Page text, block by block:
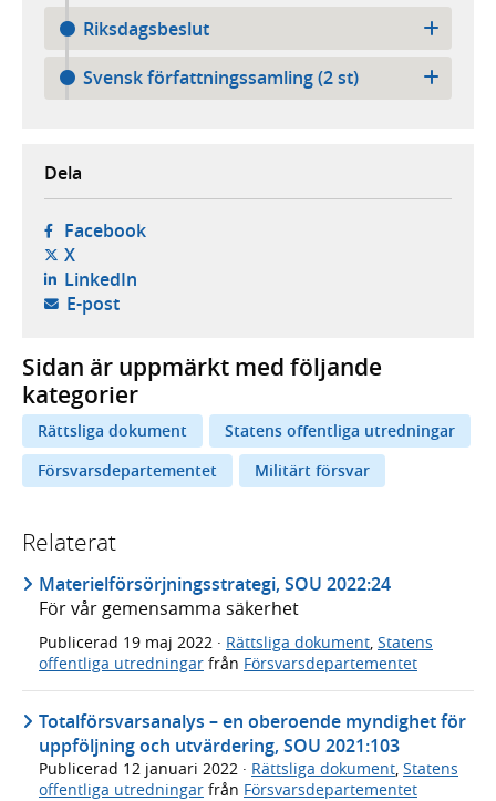
Riksdagsbeslut
Svensk författningssamling (2 st)
Dela
Facebook- öppnas i ny flik, extern webbplats,
X- öppnas i ny flik, extern webbplats,
LinkedIn- öppnas i ny flik, extern webbplats,
E-post- öppnar din e-postklient,
Sidan är uppmärkt med följande
kategorier
Rättsliga dokument
Statens offentliga utredningar
Försvarsdepartementet
Militärt försvar
Relaterat
Materielförsörjningsstrategi, SOU 2022:24
För vår gemensamma säkerhet
Publicerad 19 maj 2022 · Rättsliga dokument, Statens
offentliga utredningar från Försvarsdepartementet
Totalförsvarsanalys – en oberoende myndighet för
uppföljning och utvärdering, SOU 2021:103
Publicerad 12 januari 2022 · Rättsliga dokument Statens
offentliga utredningar från Försvarsdepartementet